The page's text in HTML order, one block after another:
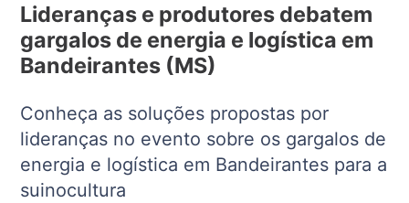
Lideranças e produtores debatem
gargalos de energia e logística em
Bandeirantes (MS)
Conheça as soluções propostas por
lideranças no evento sobre os gargalos de
energia e logística em Bandeirantes para a
suinocultura